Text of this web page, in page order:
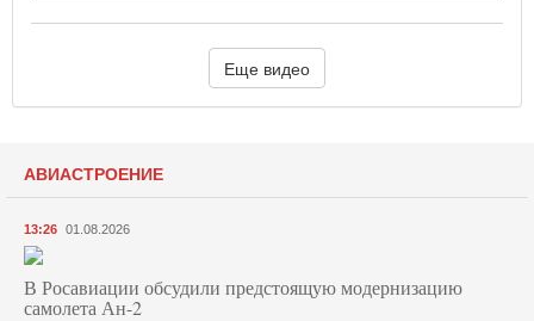
Еще видео
АВИАСТРОЕНИЕ
13:26 01.08.2026
В Росавиации обсудили предстоящую модернизацию
самолета Ан-2